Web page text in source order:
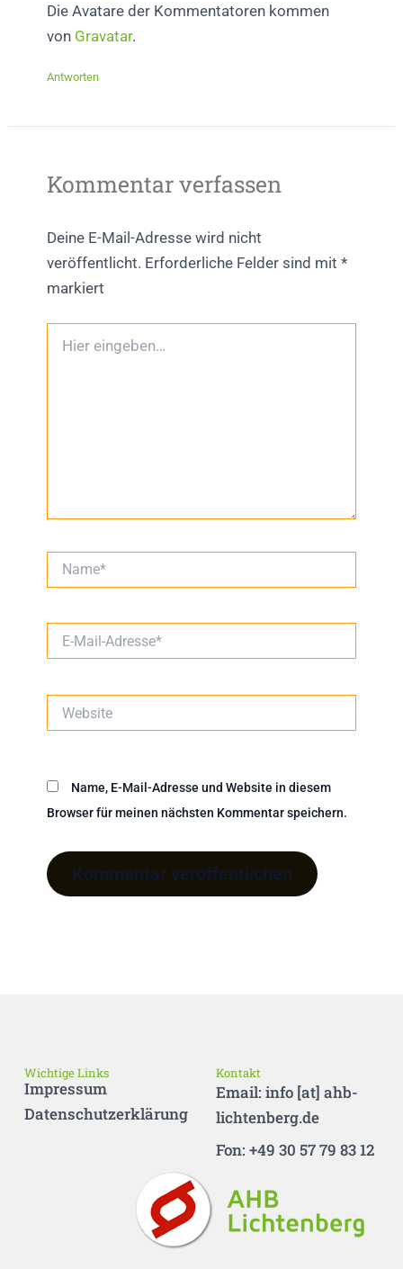
Die Avatare der Kommentatoren kommen
von Gravatar.
Antworten
Kommentar verfassen
Deine E-Mail-Adresse wird nicht
veröffentlicht. Erforderliche Felder sind mit *
markiert
eingeben…
Mail-
Name, E-Mail-Adresse und Website in diesem
Browser für meinen nächsten Kommentar speichern.
Wichtige Links
Impressum
Datenschutzerklärung
Kontakt
Email: info [at] ahb-
lichtenberg.de
Fon: +49 30 57 79 83 12